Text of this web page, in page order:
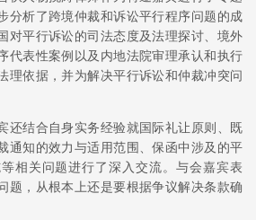
分析了跨境仲裁和诉讼平行程序问题的成
对平行诉讼的司法态度及法理探讨、境外
代表性案例以及内地法院审理承认和执行
理依据，并为解决平行诉讼和仲裁冲突问
还结合自身实务经验就国际礼让原则、既
通知的效力与适用范围、保函中涉及的平
相关问题进行了深入交流。与会嘉宾表
题，从根本上还是要根据争议解决条款确